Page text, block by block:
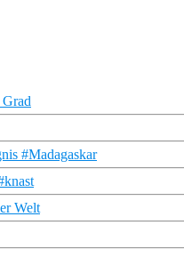
#Madagaskar
Welt